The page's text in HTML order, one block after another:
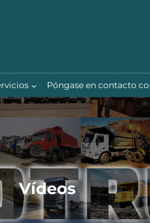
Póngase en contacto
Vídeos